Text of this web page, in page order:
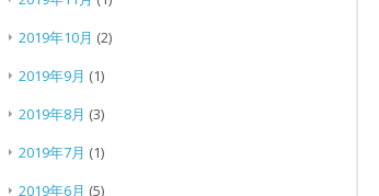
2019年10月 (2)
2019年9月 (1)
2019年8月 (3)
2019年7月 (1)
2019年6月 (5)